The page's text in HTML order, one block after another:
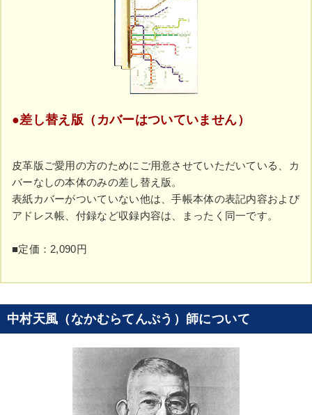
●差し替え版（カバーはついていません）
皮革版ご愛用の方のためにご用意させていただいている、カ
バーなしの本体のみの差し替え版。
表紙カバーがついていない他は、手帳本体の表記内容および
アドレス帳、付録など収録内容は、まったく同一です。
■定価：2,090円
中村天風（なかむらてんぷう）師について